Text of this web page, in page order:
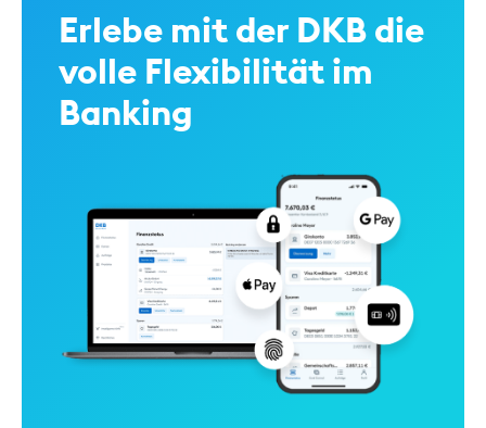
Erlebe mit der DKB die
volle Flexibilität im
Banking